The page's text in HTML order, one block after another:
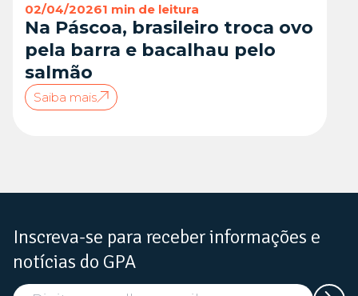
02/04/20261 min de leitura
Na Páscoa, brasileiro troca ovo
pela barra e bacalhau pelo
salmão
Saiba mais
Inscreva-se para receber informações e
notícias do GPA